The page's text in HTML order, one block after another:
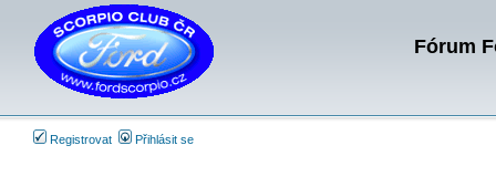
Fórum
Registrovat Přihlásit se